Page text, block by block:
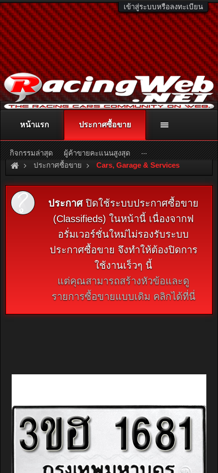
เข้าสู่ระบบหรือลงทะเบียน
ติดต่อลงโฆษณา racingweb@gmail.com
หรือโทร. 081-811-1138
หรืออ่านรายละเอียดเพิ่มเติม คลิกที่นี่
ประกาศซื้อขาย Cars, Garage & Services
ประกาศปิดใช้ระบบประกาศซื้อขาย
(Classifieds) ในหน้านี้ เนื่องจากฟ
อรั่มเวอร์ชั่นใหม่ไม่รองรับระบบ
ประกาศซื้อขาย จึงทำให้ต้องปิดการ
ใช้งานเร็วๆ นี้
แต่คุณสามารถสร้างหัวข้อและดู
รายการซื้อขายแบบเดิม คลิกได้ที่นี่
หน้าแรก ประกาศซื้อขาย
กิจกรรมล่าสุด ผู้ค้าขายคะแนนสูงสุด ...